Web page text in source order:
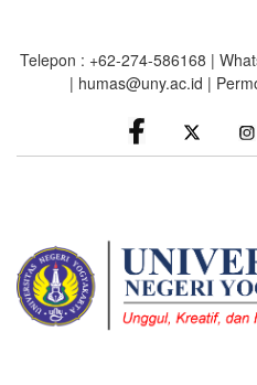
main
Telepon : +62-274-586168 |
| humas@uny.ac.id |
facebook
0%
read